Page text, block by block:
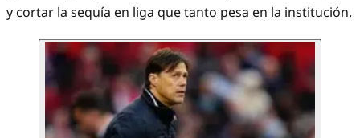
y cortar la sequía en liga que tanto pesa en la institución.